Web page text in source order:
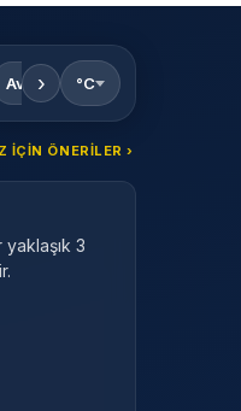
Avcılar —°C
› °C
IÇIN ÖNERILER ›
yaklaşık 3